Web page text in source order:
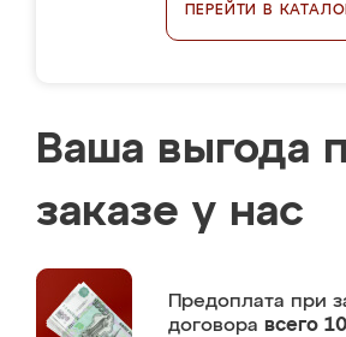
ПЕРЕЙТИ В
Ваша выгода
заказе у нас
Предоплата при
договора всего